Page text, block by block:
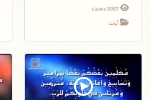
3957 views
آيات